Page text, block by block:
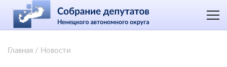
Главная / Новости